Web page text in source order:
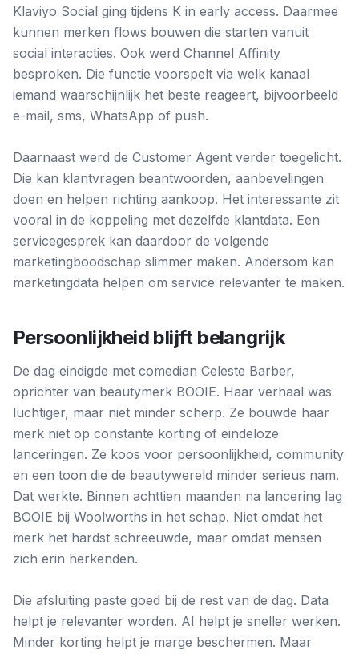
Klaviyo Social ging tijdens K in early access. Daarmee
kunnen merken flows bouwen die starten vanuit
social interacties. Ook werd Channel Affinity
besproken. Die functie voorspelt via welk kanaal
iemand waarschijnlijk het beste reageert, bijvoorbeeld
e-mail, sms, WhatsApp of push.
Daarnaast werd de Customer Agent verder toegelicht.
Die kan klantvragen beantwoorden, aanbevelingen
doen en helpen richting aankoop. Het interessante zit
vooral in de koppeling met dezelfde klantdata. Een
servicegesprek kan daardoor de volgende
marketingboodschap slimmer maken. Andersom kan
marketingdata helpen om service relevanter te maken.
Persoonlijkheid blijft belangrijk
De dag eindigde met comedian Celeste Barber,
oprichter van beautymerk BOOIE. Haar verhaal was
luchtiger, maar niet minder scherp. Ze bouwde haar
merk niet op constante korting of eindeloze
lanceringen. Ze koos voor persoonlijkheid, community
en een toon die de beautywereld minder serieus nam.
Dat werkte. Binnen achttien maanden na lancering lag
BOOIE bij Woolworths in het schap. Niet omdat het
merk het hardst schreeuwde, maar omdat mensen
zich erin herkenden.
Die afsluiting paste goed bij de rest van de dag. Data
helpt je relevanter worden. AI helpt je sneller werken.
Minder korting helpt je marge beschermen. Maar